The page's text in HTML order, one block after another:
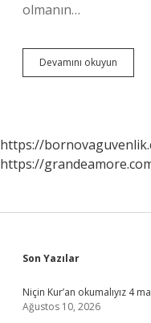
olmanın…
Devamını okuyun
Insanı
Eder
https://
https://
Sidebar
Son Yazılar
Niçin Kur’an okumalıyız 4
Ağustos 10, 2026